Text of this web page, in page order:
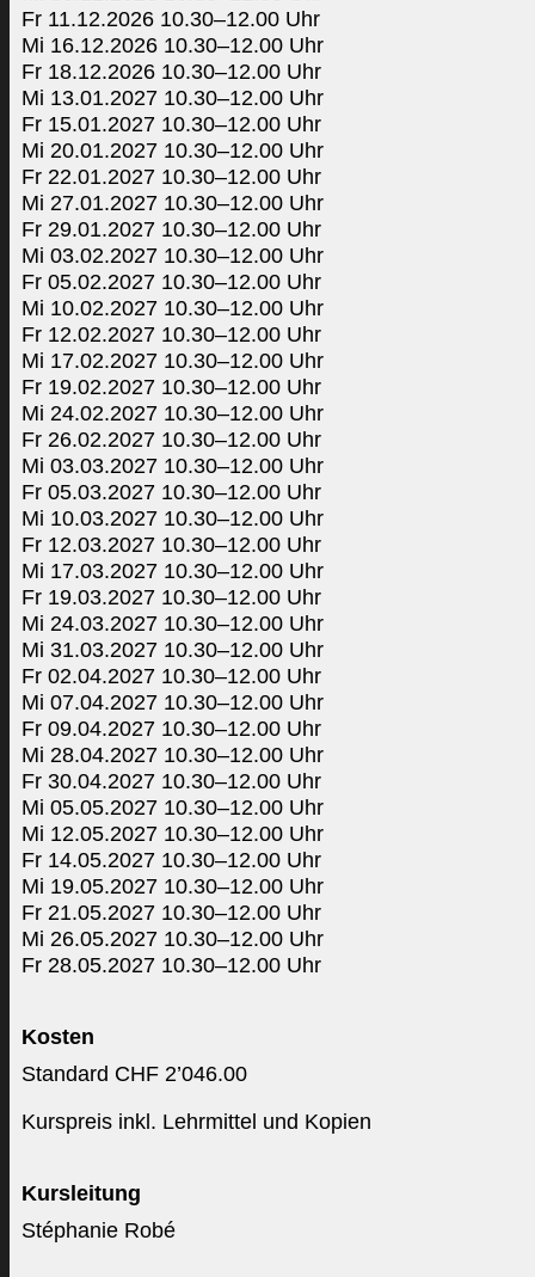
Fr 11.12.2026 10.30–12.00 Uhr
Mi 16.12.2026 10.30–12.00 Uhr
Fr 18.12.2026 10.30–12.00 Uhr
Mi 13.01.2027 10.30–12.00 Uhr
Fr 15.01.2027 10.30–12.00 Uhr
Mi 20.01.2027 10.30–12.00 Uhr
Fr 22.01.2027 10.30–12.00 Uhr
Mi 27.01.2027 10.30–12.00 Uhr
Fr 29.01.2027 10.30–12.00 Uhr
Mi 03.02.2027 10.30–12.00 Uhr
Fr 05.02.2027 10.30–12.00 Uhr
Mi 10.02.2027 10.30–12.00 Uhr
Fr 12.02.2027 10.30–12.00 Uhr
Mi 17.02.2027 10.30–12.00 Uhr
Fr 19.02.2027 10.30–12.00 Uhr
Mi 24.02.2027 10.30–12.00 Uhr
Fr 26.02.2027 10.30–12.00 Uhr
Mi 03.03.2027 10.30–12.00 Uhr
Fr 05.03.2027 10.30–12.00 Uhr
Mi 10.03.2027 10.30–12.00 Uhr
Fr 12.03.2027 10.30–12.00 Uhr
Mi 17.03.2027 10.30–12.00 Uhr
Fr 19.03.2027 10.30–12.00 Uhr
Mi 24.03.2027 10.30–12.00 Uhr
Mi 31.03.2027 10.30–12.00 Uhr
Fr 02.04.2027 10.30–12.00 Uhr
Mi 07.04.2027 10.30–12.00 Uhr
Fr 09.04.2027 10.30–12.00 Uhr
Mi 28.04.2027 10.30–12.00 Uhr
Fr 30.04.2027 10.30–12.00 Uhr
Mi 05.05.2027 10.30–12.00 Uhr
Mi 12.05.2027 10.30–12.00 Uhr
Fr 14.05.2027 10.30–12.00 Uhr
Mi 19.05.2027 10.30–12.00 Uhr
Fr 21.05.2027 10.30–12.00 Uhr
Mi 26.05.2027 10.30–12.00 Uhr
Fr 28.05.2027 10.30–12.00 Uhr
Kosten
Standard CHF 2’046.00
Kurspreis inkl. Lehrmittel und Kopien
Kursleitung
Stéphanie Robé